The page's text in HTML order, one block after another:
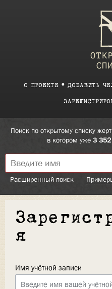
О ПРОЕКТЕ ДОБАВИТЬ
Поиск по открытому списку
в котором уже 3
Расширенный поиск
я
Имя учётной записи